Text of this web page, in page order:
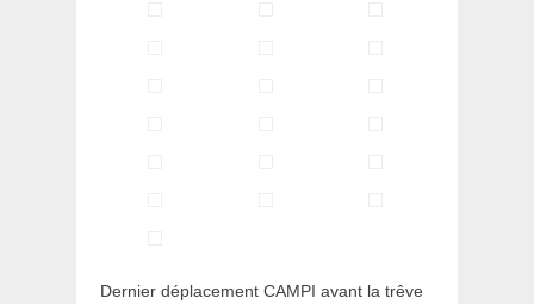
Dernier déplacement CAMPI avant la trêve